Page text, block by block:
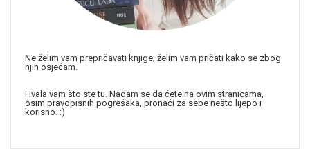
Ne želim vam prepričavati knjige; želim vam pričati kako se zbog
njih osjećam.
Hvala vam što ste tu. Nadam se da ćete na ovim stranicama,
osim pravopisnih pogrešaka, pronaći za sebe nešto lijepo i
korisno. :)